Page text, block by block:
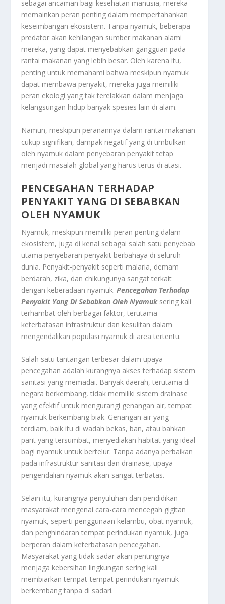
sebagai ancaman bagi kesehatan manusia, mereka
memainkan peran penting dalam mempertahankan
keseimbangan ekosistem. Tanpa nyamuk, beberapa
predator akan kehilangan sumber makanan alami
mereka, yang dapat menyebabkan gangguan pada
rantai makanan yang lebih besar. Oleh karena itu,
penting untuk memahami bahwa meskipun nyamuk
dapat membawa penyakit, mereka juga memiliki
peran ekologi yang tak terelakkan dalam menjaga
kelangsungan hidup banyak spesies lain di alam.
Namun, meskipun peranannya dalam rantai makanan
cukup signifikan, dampak negatif yang di timbulkan
oleh nyamuk dalam penyebaran penyakit tetap
menjadi masalah global yang harus terus di atasi.
PENCEGAHAN TERHADAP
PENYAKIT YANG DI SEBABKAN
OLEH NYAMUK
Nyamuk, meskipun memiliki peran penting dalam
ekosistem, juga di kenal sebagai salah satu penyebab
utama penyebaran penyakit berbahaya di seluruh
dunia. Penyakit-penyakit seperti malaria, demam
berdarah, zika, dan chikungunya sangat terkait
dengan keberadaan nyamuk.Pencegahan Terhadap
Penyakit Yang Di Sebabkan Oleh Nyamuksering kali
terhambat oleh berbagai faktor, terutama
keterbatasan infrastruktur dan kesulitan dalam
mengendalikan populasi nyamuk di area tertentu.
Salah satu tantangan terbesar dalam upaya
pencegahan adalah kurangnya akses terhadap sistem
sanitasi yang memadai. Banyak daerah, terutama di
negara berkembang, tidak memiliki sistem drainase
yang efektif untuk mengurangi genangan air, tempat
nyamuk berkembang biak. Genangan air yang
terdiam, baik itu di wadah bekas, ban, atau bahkan
parit yang tersumbat, menyediakan habitat yang ideal
bagi nyamuk untuk bertelur. Tanpa adanya perbaikan
pada infrastruktur sanitasi dan drainase, upaya
pengendalian nyamuk akan sangat terbatas.
Selain itu, kurangnya penyuluhan dan pendidikan
masyarakat mengenai cara-cara mencegah gigitan
nyamuk, seperti penggunaan kelambu, obat nyamuk,
dan penghindaran tempat perindukan nyamuk, juga
berperan dalam keterbatasan pencegahan.
Masyarakat yang tidak sadar akan pentingnya
menjaga kebersihan lingkungan sering kali
membiarkan tempat-tempat perindukan nyamuk
berkembang tanpa di sadari.